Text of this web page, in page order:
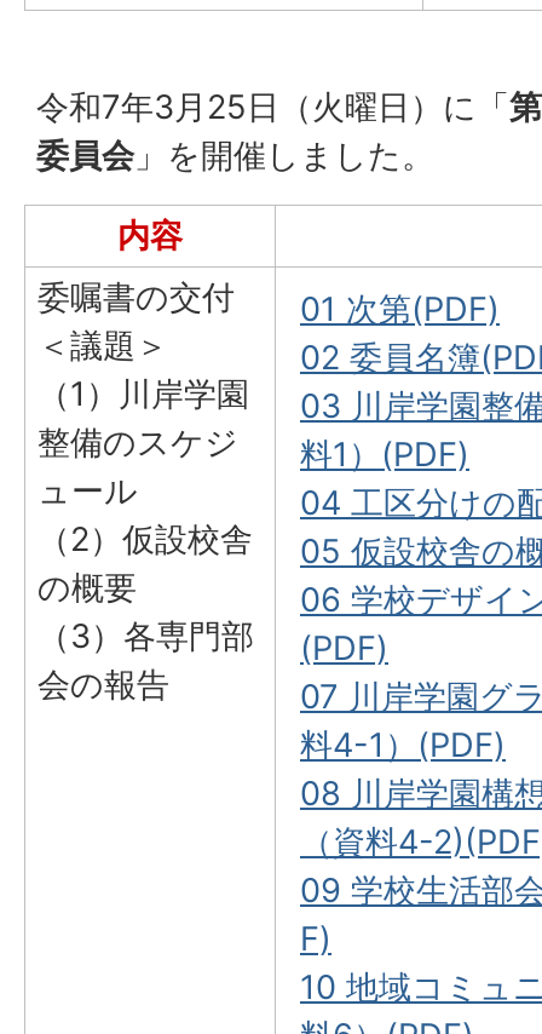
令和7年3月25日（火曜日）に「
委員会」を開催しました。
内容
委嘱書の交付
＜議題＞
（1）川岸学園
整備のスケジ
ュール
（2）仮設校舎
の概要
（3）各専門部
会の報告
01 次第(PDF)
02 委員名簿
03 川岸学園整
料1）(PDF)
04 工区分けの
05 仮設校舎の
06 学校デザイ
(PDF)
07 川岸学園グ
料4-1）(PDF)
08 川岸学園構
（資料4-
09 学校生活部
F)
10 地域コミュ